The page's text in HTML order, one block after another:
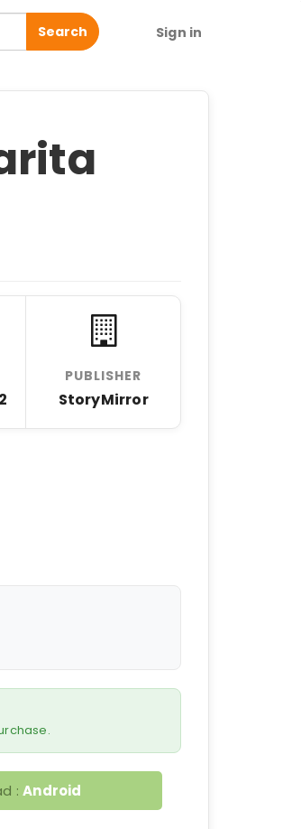
Search Sign in
PUBLISHER
StoryMirror
:Android